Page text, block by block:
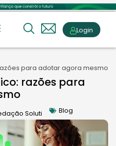
Login
para adotar agora mesmo
razões para
Soluti Blog